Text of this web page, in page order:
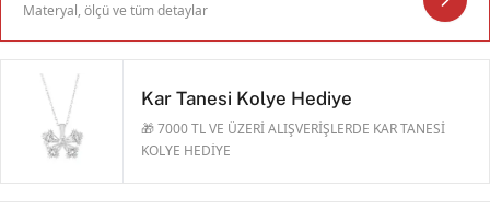
Materyal, ölçü ve tüm detaylar
Kar Tanesi Kolye Hediye
🎁 7000 TL VE ÜZERİ ALIŞVERİŞLERDE KAR TANESİ
KOLYE HEDİYE